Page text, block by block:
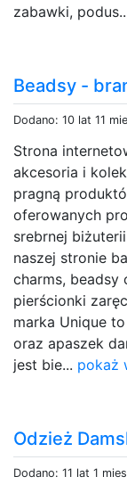
zabawki,
Beadsy -
Dodano: 10 lat 11
Strona
akcesoria i
pragną
oferowanych
srebrnej
naszej stronie
charms, beadsy
pierścionki
marka Unique
oraz apaszek
jest bie... pokaż
Odzież
Dodano: 11 lat 1